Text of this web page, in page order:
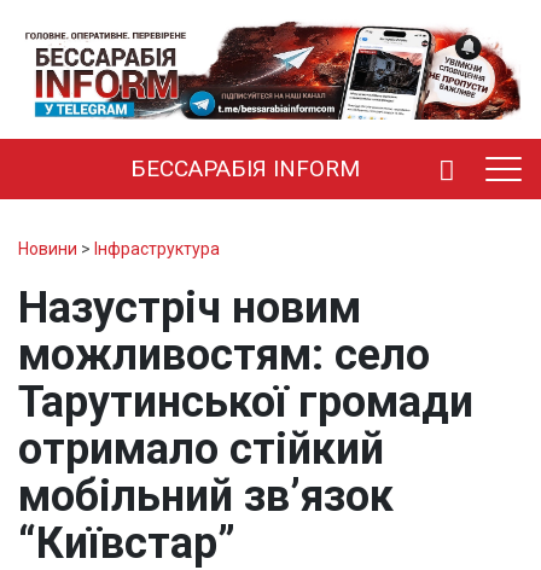
БЕССАРАБІЯ INFORM
Новини > Інфраструктура
Назустріч новим
можливостям: село
Тарутинської громади
отримало стійкий
мобільний зв’язок
“Київстар”